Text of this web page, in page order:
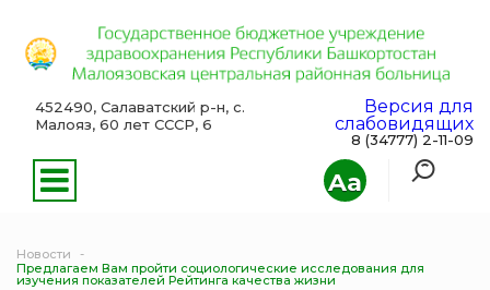
Aa
452490, Салаватский р-н, с.
Малояз, 60 лет СССР, 6
Версия для
слабовидящих
8 (34777) 2-11-09
Новости
Предлагаем Вам пройти социологические исследования для
изучения показателей Рейтинга качества жизни